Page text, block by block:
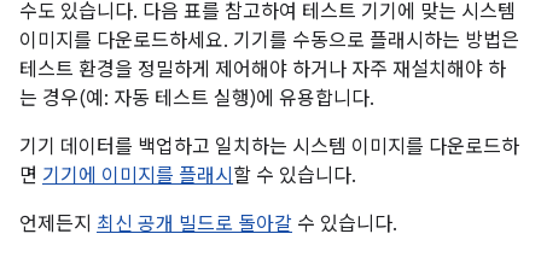
수도 있습니다. 다음 표를 참고하여 테스트 기기에 맞는 시스템
이미지를 다운로드하세요. 기기를 수동으로 플래시하는 방법은
테스트 환경을 정밀하게 제어해야 하거나 자주 재설치해야 하
는 경우(예: 자동 테스트 실행)에 유용합니다.
기기 데이터를 백업하고 일치하는 시스템 이미지를 다운로드하
면 기기에 이미지를 플래시 할 수 있습니다.
언제든지 최신 공개 빌드로 돌아갈 수 있습니다.